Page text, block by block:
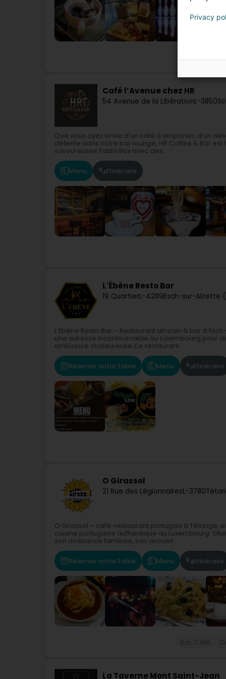
Café l’Avenue chez HR
54 Avenue de la LibérationL-3850
Que vous ayez envie d’un café à emporter, d’un
détente dans notre bar lounge, HR Coffee & Bar
savoureuses Pasta Box avec des...
Menu Itinéraire
L'Ébène Resto Bar
19 QuartierL-4289Esch-sur-Alzette
L’Ébène Resto Bar – Restaurant africain & bar à
une adresse incontournable au Luxembourg pour
ambiance chaleureuse.Ce restaurant...
Réserver votre table Menu Itinéraire
O Girassol
21 Rue des LégionnairesL-3780
O Girassol – café-restaurant portugais à Tétange,
cuisine portugaise authentique au Luxembourg.
son ambiance familiale, son accueil...
Réserver votre table Menu Itinéraire
La Taverne Mont Saint-Jean
Privacy